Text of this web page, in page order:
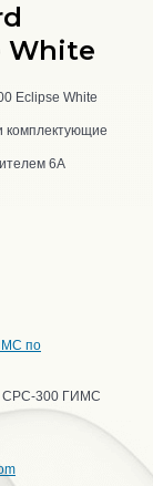
White
Eclipse White
комплектующие
6А
по
CPC-300 ГИМС